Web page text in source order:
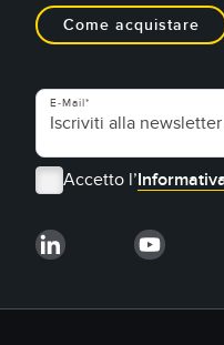
Come acquistare
E-Mail
Accetto l’